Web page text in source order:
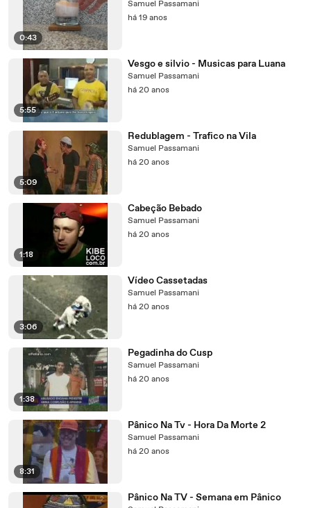
0:43
Samuel Passamani
há 19 anos
5:55
Vesgo e silvio - Musicas para Luana
Samuel Passamani
há 20 anos
5:09
Redublagem - Trafico na Vila
Samuel Passamani
há 20 anos
1:18
Cabeção Bebado
Samuel Passamani
há 20 anos
3:06
Vídeo Cassetadas
Samuel Passamani
há 20 anos
1:38
Pegadinha do Cusp
Samuel Passamani
há 20 anos
8:31
Pânico Na Tv - Hora Da Morte 2
Samuel Passamani
há 20 anos
Pânico Na TV - Semana em Pânico